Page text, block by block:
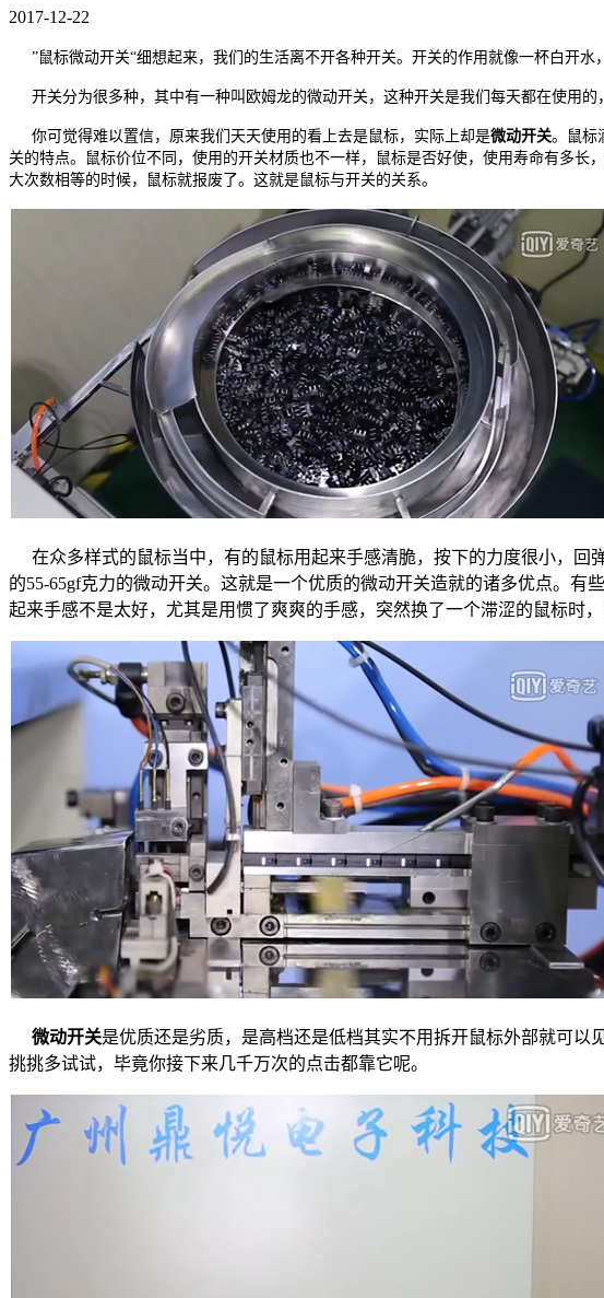
2017-12-22
”鼠标微动开关“细想起来，我们的生活离不开各种开关。开关的作用就像一杯白开水
开关分为很多种，其中有一种叫欧姆龙的微动开关，这种开关是我们每天都在使用的
你可觉得难以置信，原来我们天天使用的看上去是鼠标，实际上却是微动开关。鼠标
关的特点。鼠标价位不同，使用的开关材质也不一样，鼠标是否好使，使用寿命有多
大次数相等的时候，鼠标就报废了。这就是鼠标与开关的关系。
在众多样式的鼠标当中，有的鼠标用起来手感清脆，按下的力度很小，
的55-65gf克力的微动开关。这就是一个优质的微动开关造就的诸多优点。有
起来手感不是太好，尤其是用惯了爽爽的手感，突然换了一个滞涩的鼠标时，
微动开关是优质还是劣质，是高档还是低档其实不用拆开鼠标外部就可
挑挑多试试，毕竟你接下来几千万次的点击都靠它呢。